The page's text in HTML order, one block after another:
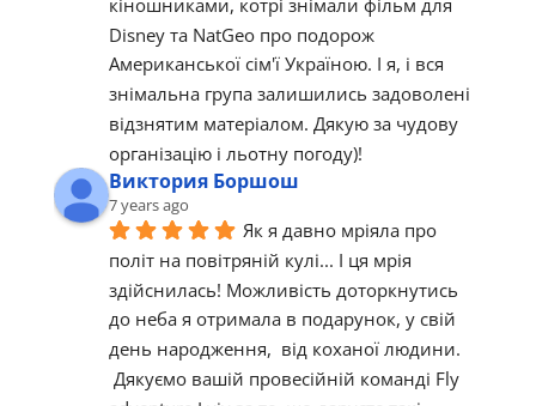
Disney та NatGeo про подорож
Американської сім'ї Україною. І я, і вся
знімальна група залишились задоволені
відзнятим матеріалом. Дякую за чудову
організацію і льотну погоду)!
Виктория Боршош
7 years ago
Як я давно мріяла про
політ на повітряній кулі... І ця мрія
здійснилась! Можливість доторкнутись
до неба я отримала в подарунок, у свій
день народження,  від коханої людини.